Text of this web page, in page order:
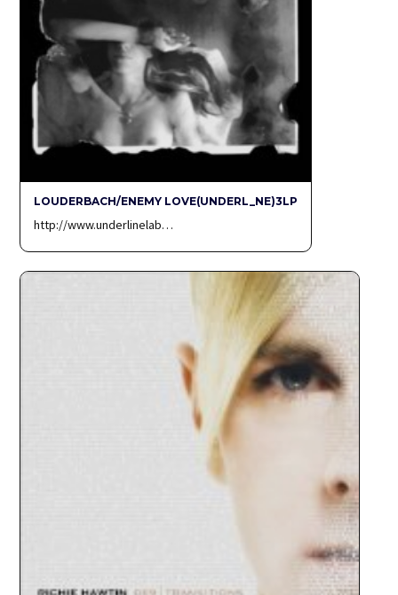
LOUDERBACH/ENEMY LOVE(UNDERL_NE)3LP
http://www.underlinelab…